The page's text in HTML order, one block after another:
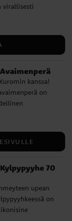
tuotetuille
virallisesti
valmistajalta
lisensoitu
virallisesti
tai ympärille
kanssa!
on
✓ Virallisesti
70
upean
on